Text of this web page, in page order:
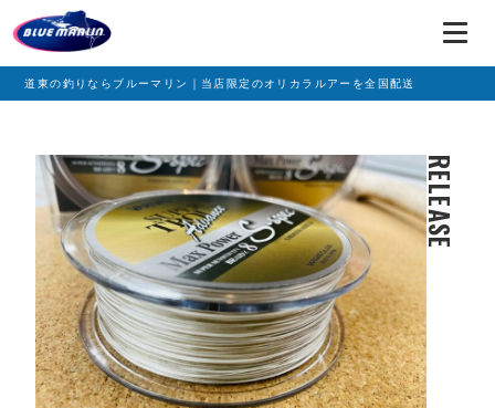
道東の釣りならブルーマリン｜当店限定のオリカラルアーを全国配送
RELEASE